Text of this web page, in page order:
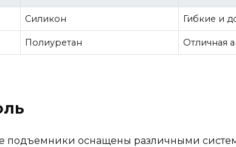
Силикон Гибкие и
Полиуретан Отличная
подъемники оснащены различными